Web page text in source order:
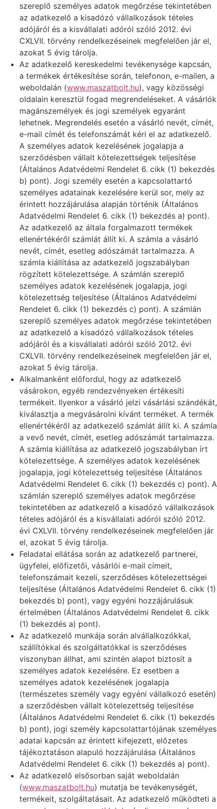
szereplő személyes adatok megőrzése tekintetében
az adatkezelő a kisadózó vállalkozások tételes
adójáról és a kisvállalati adóról szóló 2012. évi
CXLVII. törvény rendelkezéseinek megfelelően jár el,
azokat 5 évig tárolja.
Az adatkezelő kereskedelmi tevékenysége kapcsán,
a termékek értékesítése során, telefonon, e-mailen, a
weboldalán (www.maszatbolt.hu), vagy közösségi
oldalain keresztül fogad megrendeléseket. A vásárlók
magánszemélyek és jogi személyek egyaránt
lehetnek. Megrendelés esetén a vásárló nevét, címét,
e-mail címét és telefonszámát kéri el az adatkezelő.
A személyes adatok kezelésének jogalapja a
szerződésben vállalt kötelezettségek teljesítése
(Általános Adatvédelmi Rendelet 6. cikk (1) bekezdés
b) pont). Jogi személy esetén a kapcsolattartó
személyes adatainak kezelésére kerül sor, mely az
érintett hozzájárulása alapján történik (Általános
Adatvédelmi Rendelet 6. cikk (1) bekezdés a) pont).
Az adatkezelő az általa forgalmazott termékek
ellenértékéről számlát állít ki. A számla a vásárló
nevét, címét, esetleg adószámát tartalmazza. A
számla kiállítása az adatkezelő jogszabályban
rögzített kötelezettsége. A számlán szereplő
személyes adatok kezelésének jogalapja, jogi
kötelezettség teljesítése (Általános Adatvédelmi
Rendelet 6. cikk (1) bekezdés c) pont). A számlán
szereplő személyes adatok megőrzése tekintetében
az adatkezelő a kisadózó vállalkozások tételes
adójáról és a kisvállalati adóról szóló 2012. évi
CXLVII. törvény rendelkezéseinek megfelelően jár el,
azokat 5 évig tárolja.
Alkalmanként előfordul, hogy az adatkezelő
vásárokon, egyéb rendezvényeken értékesíti
termékeit. Ilyenkor a vásárló jelzi vásárlási szándékát,
kiválasztja a megvásárolni kívánt terméket. A termék
ellenértékéről az adatkezelő számlát állít ki. A számla
a vevő nevét, címét, esetleg adószámát tartalmazza.
A számla kiállítása az adatkezelő jogszabályban írt
kötelezettsége. A személyes adatok kezelésének
jogalapja, jogi kötelezettség teljesítése (Általános
Adatvédelmi Rendelet 6. cikk (1) bekezdés c) pont). A
számlán szereplő személyes adatok megőrzése
tekintetében az adatkezelő a kisadózó vállalkozások
tételes adójáról és a kisvállalati adóról szóló 2012.
évi CXLVII. törvény rendelkezéseinek megfelelően jár
el, azokat 5 évig tárolja.
Feladatai ellátása során az adatkezelő partnerei,
ügyfelei, előfizetői, vásárlói e-mail címeit,
telefonszámait kezeli, szerződéses kötelezettségei
teljesítése (Általános Adatvédelmi Rendelet 6. cikk (1)
bekezdés b) pont), vagy egyéni hozzájárulásuk
értelmében (Általános Adatvédelmi Rendelet 6. cikk
(1) bekezdés a) pont).
Az adatkezelő munkája során alvállalkozókkal,
szállítókkal és szolgáltatókkal is szerződéses
viszonyban állhat, ami szintén alapot biztosít a
személyes adatok kezelésére. Ez esetben a
személyes adatok kezelésének jogalapja
(természetes személy vagy egyéni vállalkozó esetén)
a szerződésben vállalt kötelezettség teljesítése
(Általános Adatvédelmi Rendelet 6. cikk (1) bekezdés
b) pont), jogi személy kapcsolattartójának személyes
adatai kapcsán az érintett kifejezett, előzetes
tájékoztatáson alapuló hozzájárulása (Általános
Adatvédelmi Rendelet 6. cikk (1) bekezdés a) pont).
Az adatkezelő elsősorban saját weboldalán
(www.maszatbolt.hu) mutatja be tevékenységét,
termékeit, szolgáltatásait. Az adatkezelő működteti a